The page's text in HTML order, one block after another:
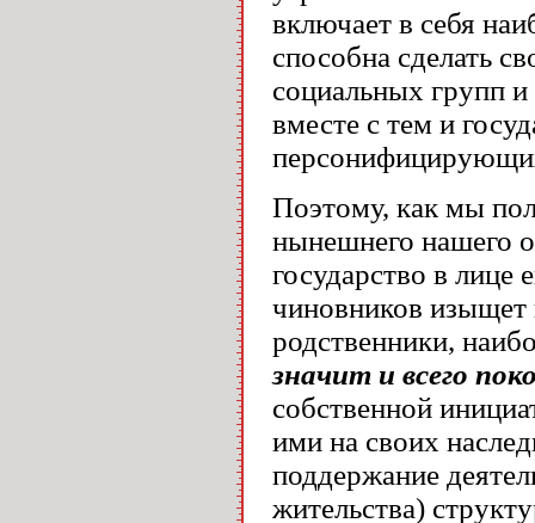
включает в себя
способна сделать
социальных групп
вместе с тем и
Поэтому, как мы
нынешнего нашего
государство в лице
чиновников изыщет
родственники,
значит и всего
собственной
ими на своих
поддержание
жительства)